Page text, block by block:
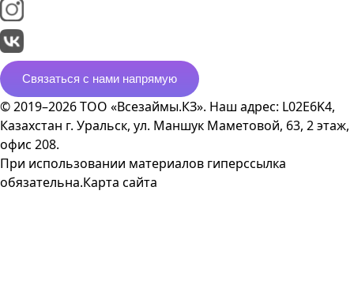
Связаться с нами напрямую
© 2019–2026 ТОО «Всезаймы.КЗ». Наш адрес: L02E6K4,
Казахстан г. Уральск, ул. Маншук Маметовой, 63, 2 этаж,
офис 208.
При использовании материалов гиперссылка
обязательна.Карта сайта